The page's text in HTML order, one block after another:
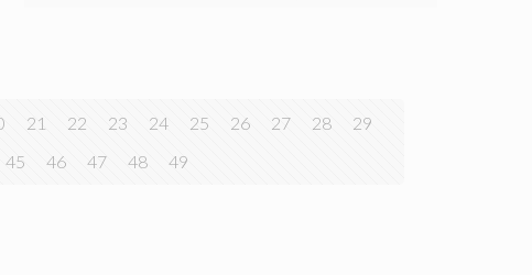
21 22 23 24 25 26 27 28
29
45 46 47 48 49